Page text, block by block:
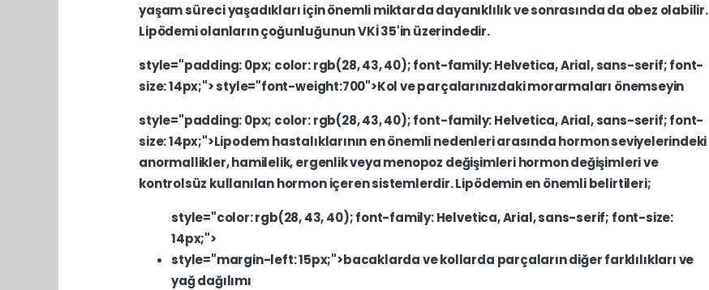
yaşamsüreciyaşadıklarıiçinönemlimiktardadayanıklılıkvesonrasındada obez olabilir.
LipödemiolanlarınçoğunluğununVKİ35'inüzerindedir.
style="padding:0px; color:rgb(28,43,40);font-family:Helvetica,Arial,sans-serif;font-
size:14px;">style="font-weight:700">Kolveparçalarınızdakimorarmaları önemseyin
style="padding:0px; color:rgb(28,43,40);font-family:Helvetica,Arial,sans-serif;font-
size:14px;">Lipodemhastalıklarınınenönemlinedenleriarasındahormonseviyelerindeki
anormallikler,hamilelik,ergenlikveyamenopoz değişimlerihormondeğişimlerive
kontrolsüz kullanılanhormoniçerensistemlerdir.Lipödeminenönemlibelirtileri;
style="color:rgb(28,43,40);font-family:Helvetica,Arial,sans-serif; font-size:
14px;">
style="margin-left:15px;">bacaklardavekollarda parçalarındiğerfarklılıklarıve
yağdağılımı